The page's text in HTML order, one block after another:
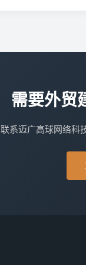
需要外贸
联系迈广高球网络科